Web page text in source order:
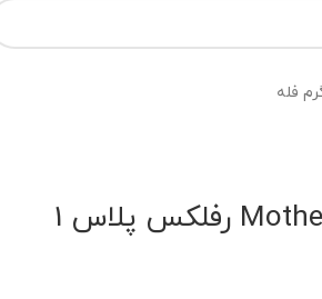
غذای گربه مادر اند بیبی Mother & Baby رفلکس پلاس 1